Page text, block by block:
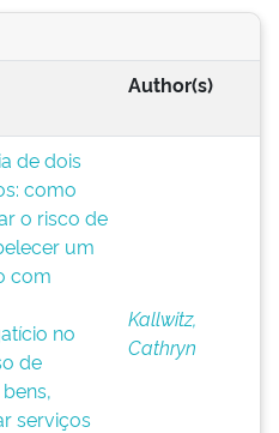
Author(s)
de dois
como
o risco de
um
com
no
de
serviços
Kallwitz,
Cathryn